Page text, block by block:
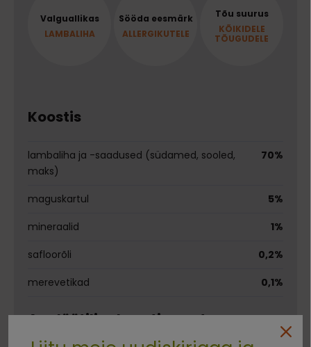
Valguallikas
LAMBALIHA
Sööda eesmärk
ALLERGIKUTELE
Tõu suurus
KÕIKIDELE
TÕUGUDELE
Koostis
lambaliha ja -saadused (südamed, sooled,
maks)
70%
maguskartul
5%
mineraalid
1%
safloorõli
0,2%
merevetikad
0,1%
Analüütilise koostisosad